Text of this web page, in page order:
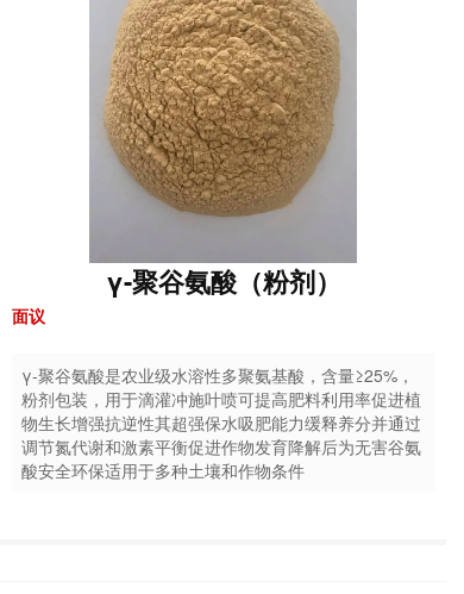
γ-聚谷氨酸（粉剂）
面议
γ-聚谷氨酸是农业级水溶性多聚氨基酸，含量≥25%，
粉剂包装，用于滴灌冲施叶喷可提高肥料利用率促进植
物生长增强抗逆性其超强保水吸肥能力缓释养分并通过
调节氮代谢和激素平衡促进作物发育降解后为无害谷氨
酸安全环保适用于多种土壤和作物条件